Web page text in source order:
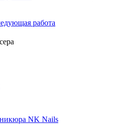
работа
NK Nails